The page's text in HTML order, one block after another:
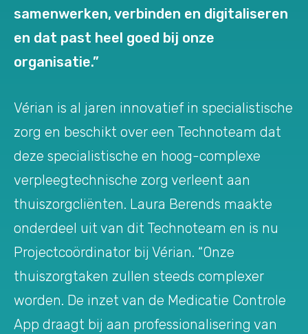
samenwerken, verbinden en digitaliseren
en dat past heel goed bij onze
organisatie.”
Vérian is al jaren innovatief in specialistische
zorg en beschikt over een Technoteam dat
deze specialistische en hoog-complexe
verpleegtechnische zorg verleent aan
thuiszorgcliënten. Laura Berends maakte
onderdeel uit van dit Technoteam en is nu
Projectcoördinator bij Vérian. “Onze
thuiszorgtaken zullen steeds complexer
worden. De inzet van de Medicatie Controle
App draagt bij aan professionalisering van